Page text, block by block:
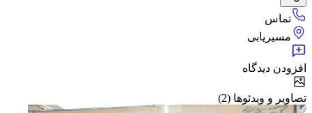
تماس
مسیریابی
افزودن دیدگاه
تصاویر و ویدئوها (2)